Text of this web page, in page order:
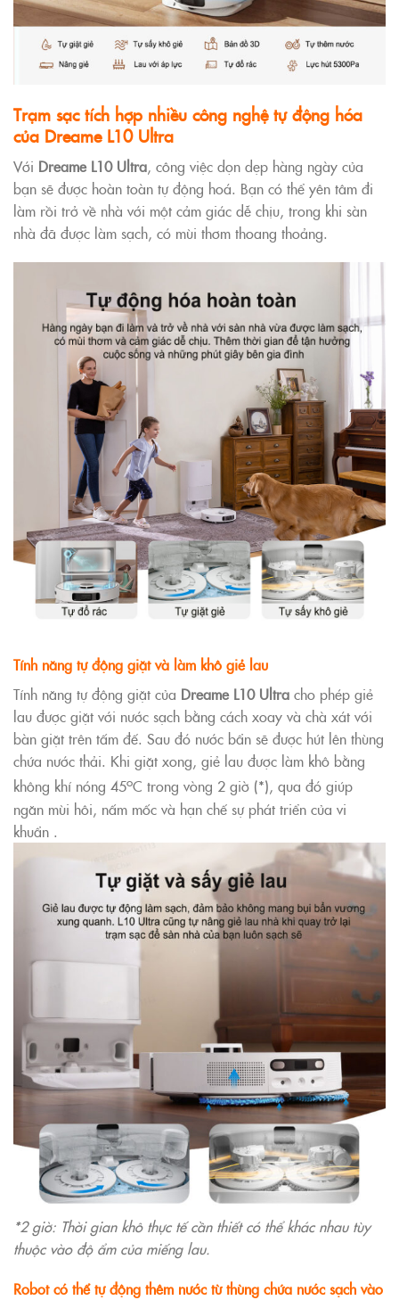
Trạm sạc tích hợp nhiều công nghệ tự động hóa
của Dreame L10 Ultra
Với Dreame L10 Ultra, công việc dọn dẹp hàng ngày của
bạn sẽ được hoàn toàn tự động hoá. Bạn có thể yên tâm đi
làm rồi trở về nhà với một cảm giác dễ chịu, trong khi sàn
nhà đã được làm sạch, có mùi thơm thoang thoảng.
Tính năng tự động giặt và làm khô giẻ lau
Tính năng tự động giặt của Dreame L10 Ultra cho phép giẻ
lau được giặt với nước sạch bằng cách xoay và chà xát với
bàn giặt trên tấm đế. Sau đó nước bẩn sẽ được hút lên thùng
chứa nước thải. Khi giặt xong, giẻ lau được làm khô bằng
không khí nóng 45oC trong vòng 2 giờ (*), qua đó giúp
ngăn mùi hôi, nấm mốc và hạn chế sự phát triển của vi
khuẩn .
*2 giờ: Thời gian khô thực tế cần thiết có thể khác nhau tùy
thuộc vào độ ẩm của miếng lau.
Robot có thể tự động thêm nước từ thùng chứa nước sạch vào